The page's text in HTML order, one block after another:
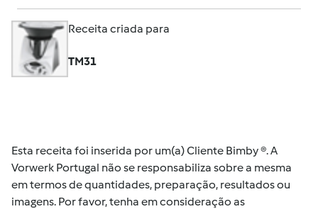
Receita criada para
TM31
Esta receita foi inserida por um(a) Cliente Bimby ®. A
Vorwerk Portugal não se responsabiliza sobre a mesma
em termos de quantidades, preparação, resultados ou
imagens. Por favor, tenha em consideração as